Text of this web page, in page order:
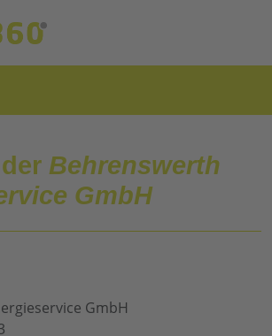
Behrenswerth
GmbH
GmbH